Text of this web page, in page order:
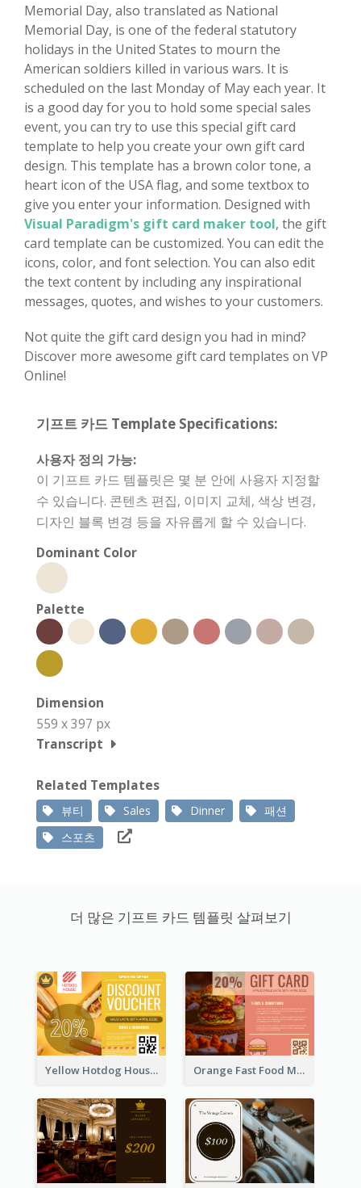
Memorial Day, also translated as National
Memorial Day, is one of the federal statutory
holidays in the United States to mourn the
American soldiers killed in various wars. It is
scheduled on the last Monday of May each year. It
is a good day for you to hold some special sales
event, you can try to use this special gift card
template to help you create your own gift card
design. This template has a brown color tone, a
heart icon of the USA flag, and some textbox to
give you enter your information. Designed with
Visual Paradigm's gift card maker tool, the gift
card template can be customized. You can edit the
icons, color, and font selection. You can also edit
the text content by including any inspirational
messages, quotes, and wishes to your customers.
Not quite the gift card design you had in mind?
Discover more awesome gift card templates on VP
Online!
기프트 카드 Template Specifications:
사용자 정의 가능:
이 기프트 카드 템플릿은 몇 분 안에 사용자 지정할
수 있습니다. 콘텐츠 편집, 이미지 교체, 색상 변경,
디자인 블록 변경 등을 자유롭게 할 수 있습니다.
Dominant Color
Palette
Dimension
559 x 397 px
Transcript
Related Templates
뷰티 Sales Dinner
패션
스포츠
더 많은 기프트 카드 템플릿 살펴보기
Yellow Hotdog House Sales Gift Card Orange Fast Food Meal Discount Coupon Design